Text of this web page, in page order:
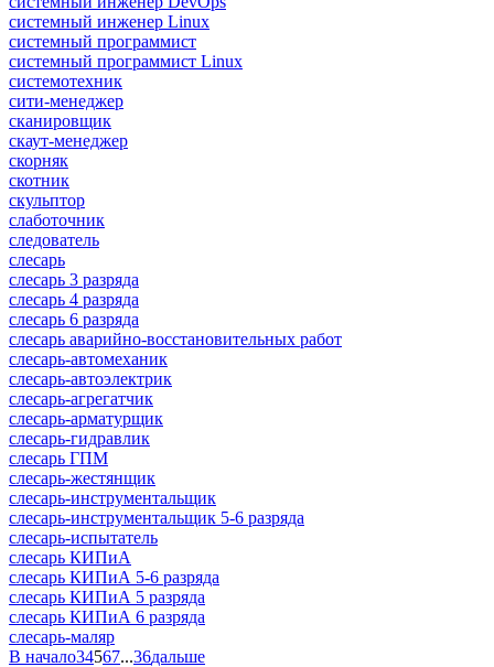
системный инженер Linux
системный программист
системный программист Linux
системотехник
сити-менеджер
сканировщик
скаут-менеджер
скорняк
скотник
скульптор
слаботочник
следователь
слесарь
слесарь 3 разряда
слесарь 4 разряда
слесарь 6 разряда
слесарь аварийно-восстановительных работ
слесарь-автомеханик
слесарь-автоэлектрик
слесарь-агрегатчик
слесарь-арматурщик
слесарь-гидравлик
слесарь ГПМ
слесарь-жестянщик
слесарь-инструментальщик
слесарь-инструментальщик 5-6 разряда
слесарь-испытатель
слесарь КИПиА
слесарь КИПиА 5-6 разряда
слесарь КИПиА 5 разряда
слесарь КИПиА 6 разряда
слесарь-маляр
В начало34567...36дальше